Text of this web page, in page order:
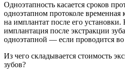
Одноэтапность касается сроков
одноэтапном протоколе временная
на имплантат после его
имплантация после экстракции
одноэтапной — если проводится
Из чего складывается стоимость
зубов?